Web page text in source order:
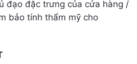
đạo đặc trưng của cửa hàng /
bảo tính thẩm mỹ cho